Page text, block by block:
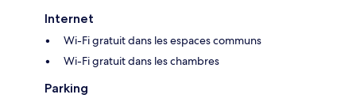
Internet
Wi-Fi gratuit dans les espaces communs
Wi-Fi gratuit dans les chambres
Parking